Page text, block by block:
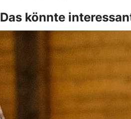
Das könnte